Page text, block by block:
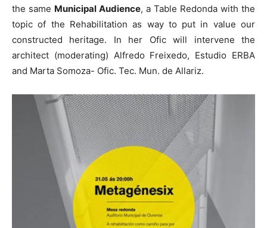
the same Municipal Audience, a Table Redonda with the
topic of the Rehabilitation as way to put in value our
constructed heritage. In her Ofic will intervene the
architect (moderating) Alfredo Freixedo, Estudio ERBA
and Marta Somoza- Ofic. Tec. Mun. de Allariz.